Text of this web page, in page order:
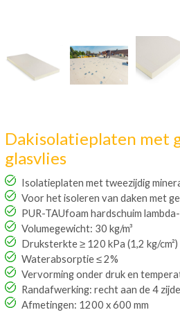
Dakisolatieplaten met
glasvlies
Isolatieplaten met tweezijdig
Voor het isoleren van daken met
PUR-TAUfoam hardschuim
Volumegewicht: 30 kg/m³
Druksterkte ≥ 120 kPa (1,2 kg/cm²)
Waterabsorptie ≤ 2%
Vervorming onder druk en
Randafwerking: recht aan de 4
Afmetingen: 1200 x 600 mm